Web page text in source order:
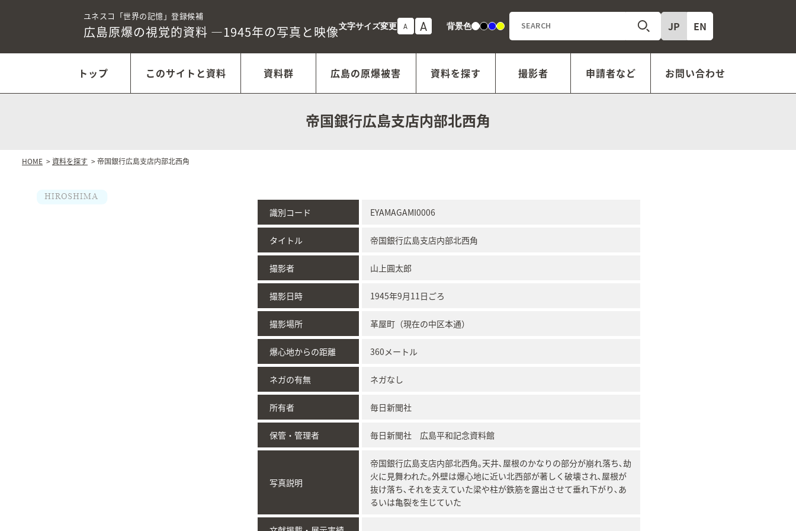
ユネスコ「世界の記憶」登録候補
広島原爆の視覚的資料 ―1945年の写真と映像文字サイズ変更 A A 背景色白黒青黄 EN
JP
トップ このサイトと資料 資料群 広島の原爆被害 資料を探す 撮影者 申請者など お問い合わせ
帝国銀行広島支店内部北西角
HOME >資料を探す > 帝国銀行広島支店内部北西角
識別コード EYAMAGAMI0006
タイトル 帝国銀行広島支店内部北西角
撮影者 山上圓太郎
撮影日時 1945年9月11日ごろ
撮影場所 革屋町（現在の中区本通）
爆心地からの距離 360メートル
ネガの有無 ネガなし
所有者 毎日新聞社
保管・管理者 毎日新聞社 広島平和記念資料館
写真説明
帝国銀行広島支店内部北西角｡天井､屋根のかなりの部分が崩れ落ち､劫
火に見舞われた｡外壁は爆心地に近い北西部が著しく破壊され､屋根が
抜け落ち､それを支えていた梁や柱が鉄筋を露出させて垂れ下がり､あ
るいは亀裂を生じていた